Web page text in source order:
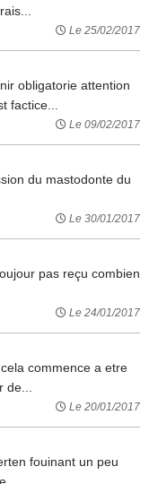
Le 25/02/2017
obligatorie attention
factice...
Le 09/02/2017
du mastodonte du
Le 30/01/2017
pas reçu combien
Le 24/01/2017
commence a etre
Le 20/01/2017
fouinant un peu